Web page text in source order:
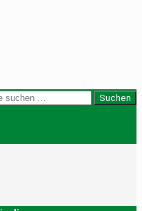
Suchen